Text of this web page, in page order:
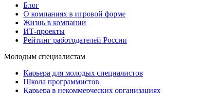
Блог
О компаниях в игровой форме
Жизнь в компании
ИТ-проекты
Рейтинг работодателей России
Молодым специалистам
Карьера для молодых специалистов
Школа программистов
Карьера в некоммерческих организациях